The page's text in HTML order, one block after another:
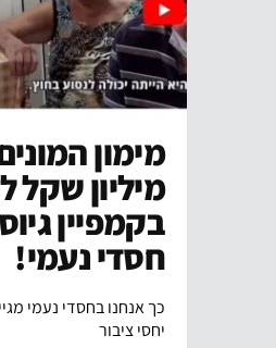
מימון
מיליון שקל
בקמפיין
חסדי נעמי!
כך אנחנו בחסדי נעמי
יחסי ציבור